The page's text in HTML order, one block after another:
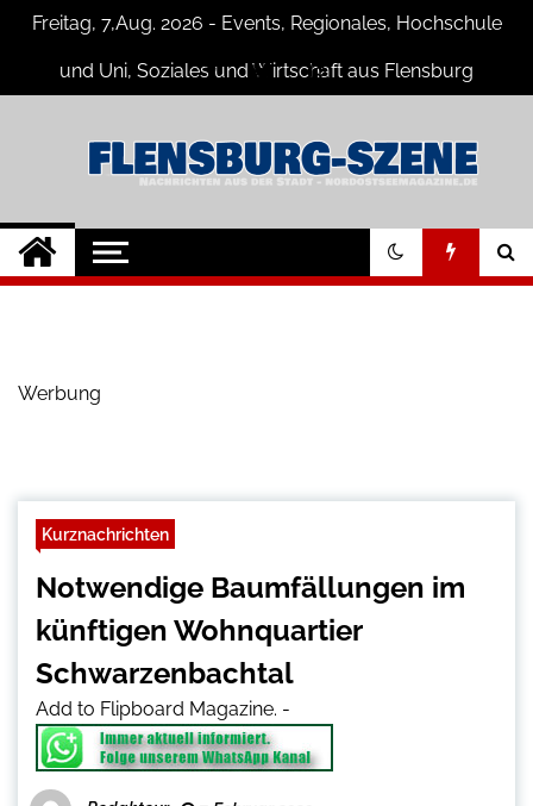
Skip
content
Freitag, 7,Aug. 2026 - Events, Regionales, Hochschule
und Uni, Soziales und Wirtschaft aus Flensburg
Flensburg-Szene
Nachrichten
Nachrichten für Flensburg und
Umgebung
Werbung
Kurznachrichten
Notwendige Baumfällungen im
künftigen Wohnquartier
Schwarzenbachtal
Add to Flipboard Magazine. -